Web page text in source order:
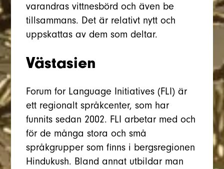
varandras vittnesbörd och även be
tillsammans. Det är relativt nytt och
uppskattas av dem som deltar.
Västasien
Forum for Language Initiatives (FLI) är
ett regionalt språkcenter, som har
funnits sedan 2002. FLI arbetar med och
för de många stora och små
språkgrupper som finns i bergsregionen
Hindukush. Bland annat utbildar man